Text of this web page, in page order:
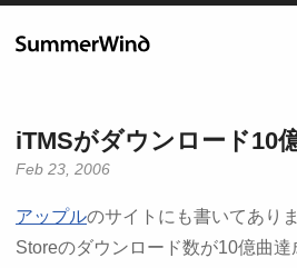
iTMSがダウンロード10
Feb 23, 2006
アップルのサイトにも書いてあり
Storeのダウンロード数が10億曲